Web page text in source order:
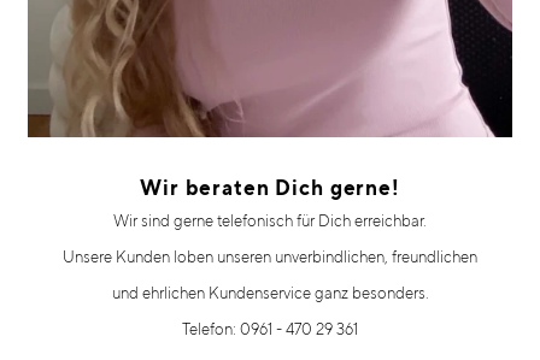
Wir beraten Dich gerne!
Wir sind gerne telefonisch für Dich erreichbar.
Unsere Kunden loben unseren unverbindlichen, freundlichen
und ehrlichen Kundenservice ganz besonders.
Telefon: 0961 - 470 29 361